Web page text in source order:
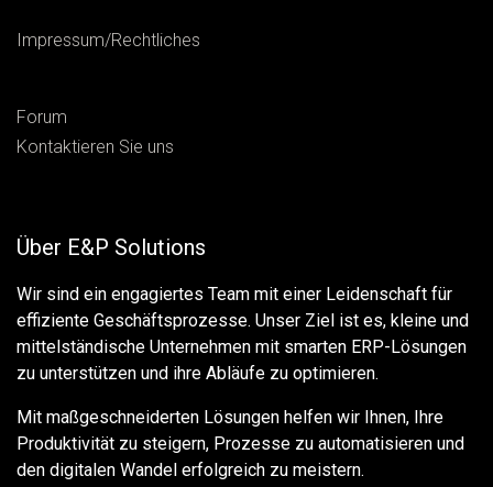
Impressum/Rechtliches
Forum
Kontaktieren Sie uns
Über E&P Solutions
Wir sind ein engagiertes Team mit einer Leidenschaft für
effiziente Geschäftsprozesse. Unser Ziel ist es, kleine und
mittelständische Unternehmen mit smarten ERP-Lösungen
zu unterstützen und ihre Abläufe zu optimieren.
Mit maßgeschneiderten Lösungen helfen wir Ihnen, Ihre
Produktivität zu steigern, Prozesse zu automatisieren und
den digitalen Wandel erfolgreich zu meistern.